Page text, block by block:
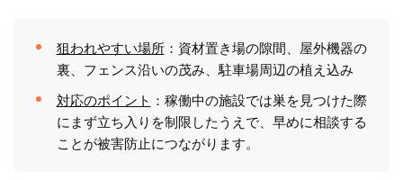
狙われやすい場所：資材置き場の隙間、屋外機器の
裏、フェンス沿いの茂み、駐車場周辺の植え込み
対応のポイント ：稼働中の施設では巣を見つけた際
にまず立ち入りを制限したうえで、早めに相談する
ことが被害防止につながります。